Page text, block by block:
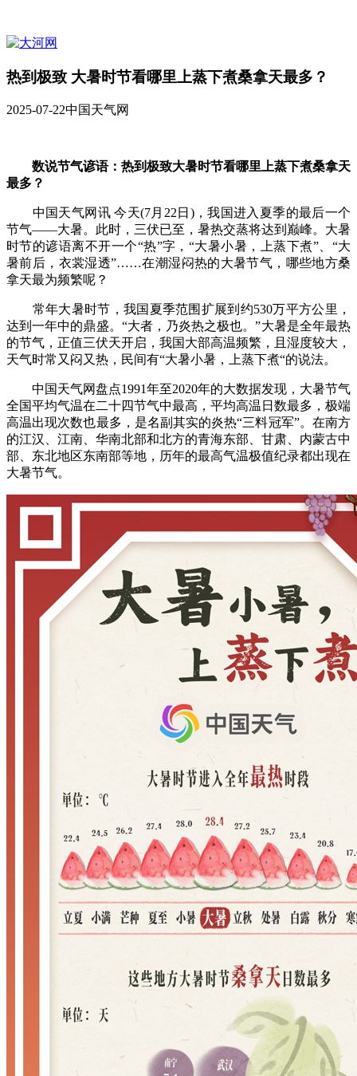
热到极致 大暑时节看哪里上蒸下煮桑拿天最多？
2025-07-22中国天气网
数说节气谚语：热到极致大暑时节看哪里上蒸下煮桑拿天
最多？
中国天气网讯 今天(7月22日)，我国进入夏季的最后一个
节气——大暑。此时，三伏已至，暑热交蒸将达到巅峰。大暑
时节的谚语离不开一个“热”字，“大暑小暑，上蒸下煮”、“大
暑前后，衣裳湿透”……在潮湿闷热的大暑节气，哪些地方桑
拿天最为频繁呢？
常年大暑时节，我国夏季范围扩展到约530万平方公里，
达到一年中的鼎盛。“大者，乃炎热之极也。”大暑是全年最热
的节气，正值三伏天开启，我国大部高温频繁，且湿度较大，
天气时常又闷又热，民间有“大暑小暑，上蒸下煮“的说法。
中国天气网盘点1991年至2020年的大数据发现，大暑节气
全国平均气温在二十四节气中最高，平均高温日数最多，极端
高温出现次数也最多，是名副其实的炎热“三料冠军”。在南方
的江汉、江南、华南北部和北方的青海东部、甘肃、内蒙古中
部、东北地区东南部等地，历年的最高气温极值纪录都出现在
大暑节气。